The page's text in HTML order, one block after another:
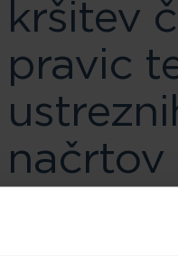
kršitev
pravic
načrtov
Po kartiranju